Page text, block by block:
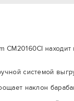
CM20160CI
системой
наклон